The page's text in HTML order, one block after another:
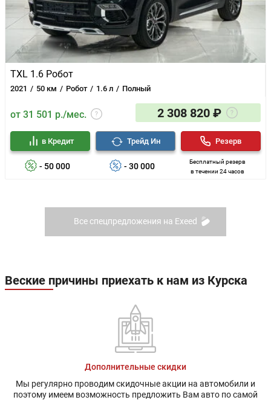
TXL 1.6 Робот
2021 50 км Робот 1.6 л Полный
от 31 501 р./мес. 2 308 820 ₽
- 50 000
в Кредит
- 30 000
Трейд Ин
Бесплатный резерв
в течении 24 часов
Резерв
Все спецпредложения на Exeed
Веские причины приехать к нам из Курска
Дополнительные скидки
Мы регулярно проводим скидочные акции на автомобили и
поэтому имеем возможность предложить Вам авто по самой